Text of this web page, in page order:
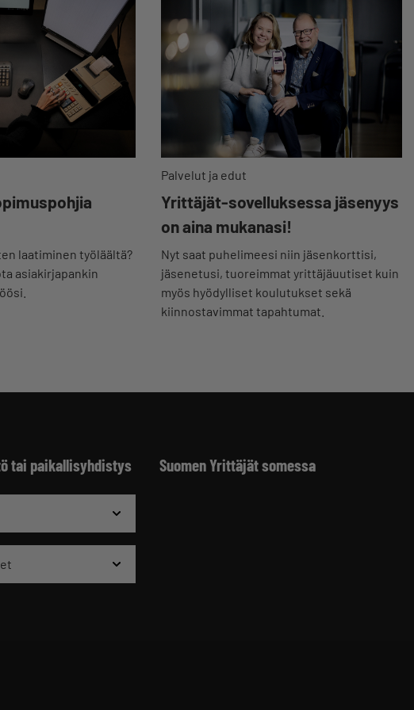
laatiminen työläältä?
asiakirjapankin
Palvelut ja edut
Yrittäjät-sovelluksessa jäsenyys
on aina mukanasi!
Nyt saat puhelimeesi niin jäsenkorttisi,
jäsenetusi, tuoreimmat yrittäjäuutiset kuin
myös hyödylliset koulutukset sekä
kiinnostavimmat tapahtumat.
tai paikallisyhdistys Suomen Yrittäjät somessa